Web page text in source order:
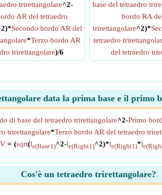
trirettangolare^2-
AR del tetraedro
Secondo bordo AR del
*Terzo bordo AR
trirettangolare)/6
base del tetraedro
bordo RA
trirettangolare^2)*
tetraedro
del tetraedro
data la prima base e il primo
di base del tetraedro trirettangolare^2-Primo
trirettangolare*Terzo bordo AR del tetraedro
V= (sqrt(le(Base1)^2-le(Right1)^2)*le(Right1)*l
Cos'è un tetraedro trirettangolare?